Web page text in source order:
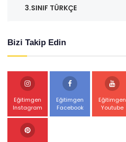
3.SINIF TÜRKÇE
Bizi Takip Edin
Eğitimgen
Instagram
Eğitimgen
Facebook
Eğitimgen
Youtube